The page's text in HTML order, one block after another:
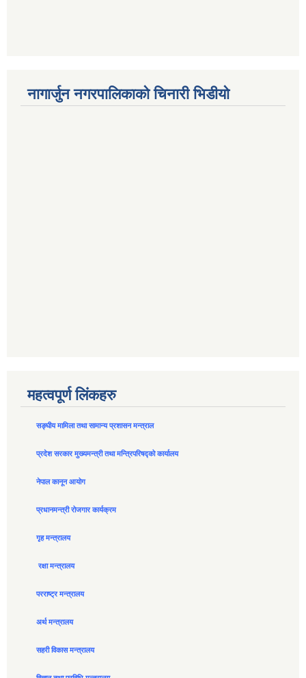
नागार्जुन नगरपालिकाको चिनारी भिडीयो
महत्वपूर्ण लिंकहरु
सङ्घीय मामिला तथा सामान्य प्रशासन मन्त्राल
प्रदेश सरकार मुख्यमन्त्री तथा मन्त्रिपरिषद्को कार्यालय
नेपाल कानून आयोग
प्रधानमन्त्री रोजगार कार्यक्रम
गृह मन्त्रालय
रक्षा मन्त्रालय
परराष्ट्र मन्त्रालय
अर्थ मन्त्रालय
सहरी विकास मन्त्रालय